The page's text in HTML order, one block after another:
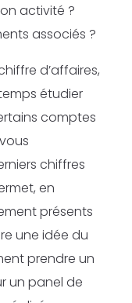
activité ?
associés ?
d’affaires,
étudier
comptes
chiffres
en
présents
une idée du
prendre un
un panel de